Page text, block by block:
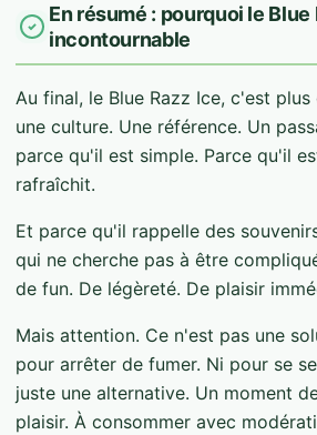
En résumé : pourquoi le
incontournable
Au final, le Blue Razz Ice, c'est
une culture. Une référence. Un
parce qu'il est simple. Parce qu'il
rafraîchit.
Et parce qu'il rappelle des
qui ne cherche pas à être
de fun. De légèreté. De plaisir
Mais attention. Ce n'est pas une
pour arrêter de fumer. Ni pour se
juste une alternative. Un moment
plaisir. À consommer avec